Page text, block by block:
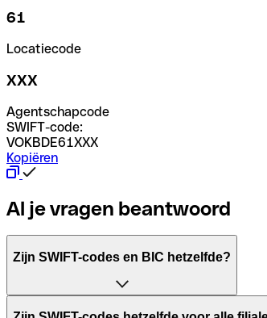
61
Locatiecode
XXX
Agentschapcode
SWIFT-code:
VOKBDE61XXX
Kopiëren
Al je vragen beantwoord
Zijn SWIFT-codes en BIC hetzelfde?